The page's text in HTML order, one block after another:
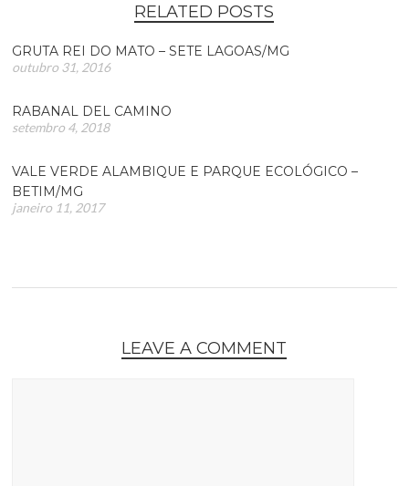
RELATED POSTS
GRUTA REI DO MATO – SETE LAGOAS/MG
outubro 31, 2016
RABANAL DEL CAMINO
setembro 4, 2018
VALE VERDE ALAMBIQUE E PARQUE ECOLÓGICO –
BETIM/MG
janeiro 11, 2017
LEAVE A COMMENT